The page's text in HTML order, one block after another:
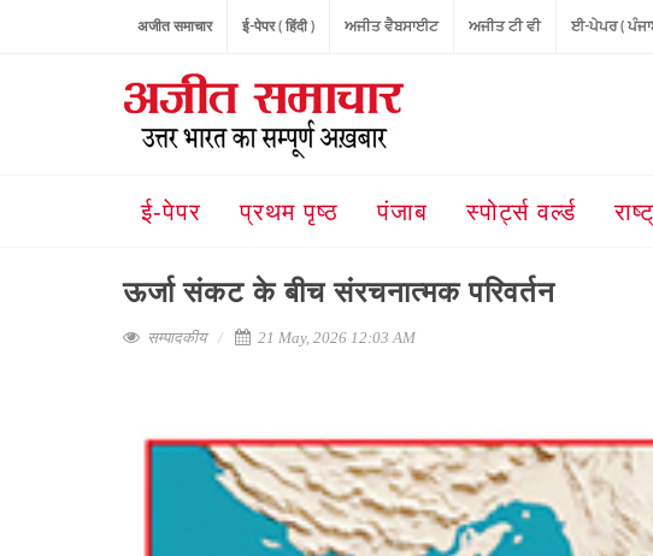
अजीत समाचार ई-पेपर ( हिंदी ) ਅਜੀਤ ਵੈਬਸਾਈਟ ਅਜੀਤ ਟੀ ਵੀ ਈ-ਪੇਪਰ (
ई-पेपर प्रथम पृष्ठ पंजाब स्पोर्ट्स वर्ल्ड
ऊर्जा संकट के बीच संरचनात्मक परिवर्तन
सम्पादकीय 21 May, 2026 12:03 AM